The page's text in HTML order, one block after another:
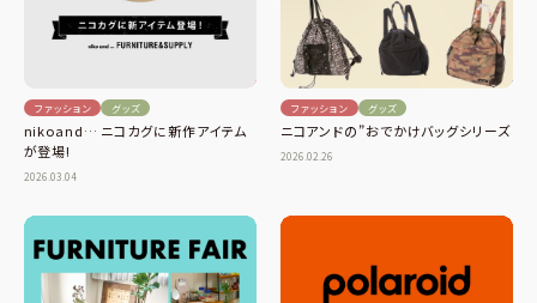
ファッション グッズ
nikoand… ニコカグに新作アイテム
が登場!
2026.03.04
ファッション グッズ
ニコアンドの”おでかけバッグシリーズ
2026.02.26